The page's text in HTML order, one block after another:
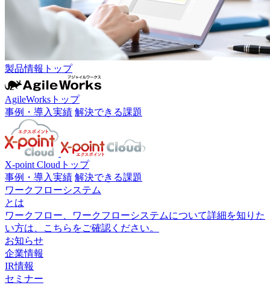
製品情報トップ
AgileWorksトップ
事例・導入実績 解決できる課題
X-point Cloudトップ
事例・導入実績 解決できる課題
ワークフローシステム
とは
ワークフロー、ワークフローシステムについて詳細を知りた
い方は、こちらをご確認ください。
お知らせ
企業情報
IR情報
セミナー